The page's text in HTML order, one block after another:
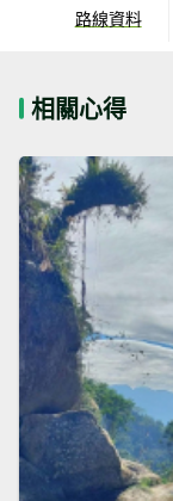
路線資料
相關心得